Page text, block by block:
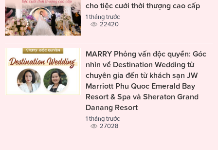
cho tiệc cưới thời thượng cao cấp
1 tháng trước
22420
MARRY Phỏng vấn độc quyền: Góc
nhìn về Destination Wedding từ
chuyên gia đến từ khách sạn JW
Marriott Phu Quoc Emerald Bay
Resort & Spa và Sheraton Grand
Danang Resort
1 tháng trước
27028